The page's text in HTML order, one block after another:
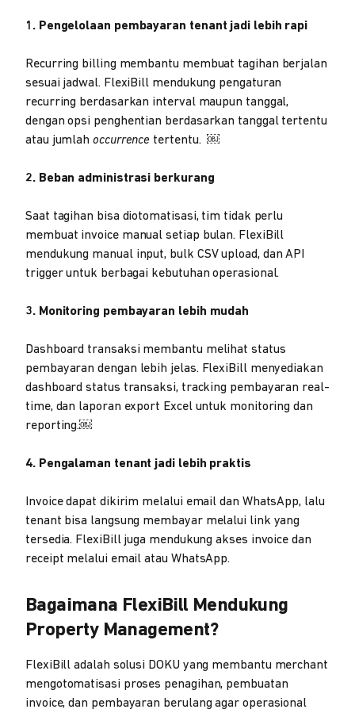
1. Pengelolaan pembayaran tenant jadi lebih rapi
Recurring billing membantu membuat tagihan berjalan
sesuai jadwal. FlexiBill mendukung pengaturan
recurring berdasarkan interval maupun tanggal,
dengan opsi penghentian berdasarkan tanggal tertentu
atau jumlahoccurrence tertentu. ￼
2. Beban administrasi berkurang
Saat tagihan bisa diotomatisasi, tim tidak perlu
membuat invoice manual setiap bulan. FlexiBill
mendukung manual input, bulk CSV upload, dan API
trigger untuk berbagai kebutuhan operasional.
3. Monitoring pembayaran lebih mudah
Dashboard transaksi membantu melihat status
pembayaran dengan lebih jelas. FlexiBill menyediakan
dashboard status transaksi, tracking pembayaran real-
time, dan laporan export Excel untuk monitoring dan
reporting.￼
4. Pengalaman tenant jadi lebih praktis
Invoice dapat dikirim melalui email dan WhatsApp, lalu
tenant bisa langsung membayar melalui link yang
tersedia. FlexiBill juga mendukung akses invoice dan
receipt melalui email atau WhatsApp.
Bagaimana FlexiBill Mendukung
Property Management?
FlexiBill adalah solusi DOKU yang membantu merchant
mengotomatisasi proses penagihan, pembuatan
invoice, dan pembayaran berulang agar operasional